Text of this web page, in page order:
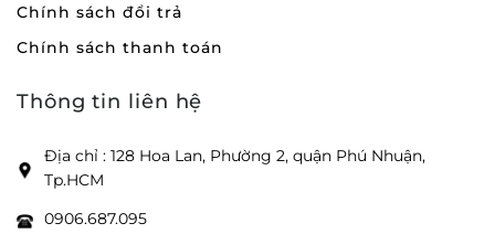
Chính sách đổi trả
Chính sách thanh toán
Thông tin liên hệ
Địa chỉ : 128 Hoa Lan, Phường 2, quận Phú Nhuận,
Tp.HCM
0906.687.095